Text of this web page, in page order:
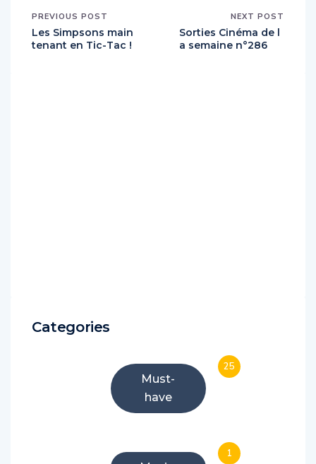
Les Simpsons main
tenant en Tic-Tac !
Sorties Cinéma de l
a semaine n°286
Must-
have
Musique